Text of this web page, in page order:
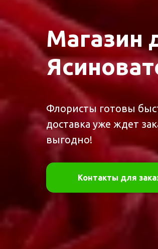
Магазин
Флористы готовы
доставка уже ждет
выгодно!
Контакты для